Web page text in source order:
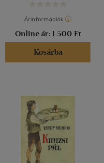
Árinformációk
Online ár: 1 500 Ft
Kosárba